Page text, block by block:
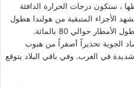
، ستكون درجات الحرارة الدافئة
الأجزاء المتبقية من هولندا هطول
حوالي 80 بالمائة.
الجوية تحذيراً أصفراً من هبوب
في الغرب. وفي باقي البلاد يتوقع